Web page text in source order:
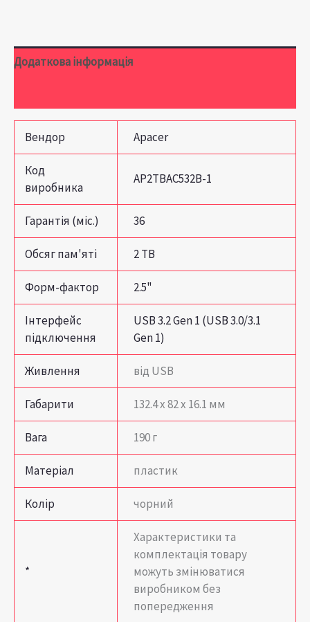
Додаткова інформація
Вендор Apacer
Код
виробника
AP2TBAC532B-1
Гарантія (міс.) 36
Обсяг пам'яті 2 TB
Форм-фактор 2.5"
Інтерфейс
підключення
USB 3.2 Gen 1 (USB 3.0/3.1
Gen 1)
Живлення від USB
Габарити 132.4 x 82 x 16.1 мм
Вага 190 г
Матеріал пластик
Колір чорний
*
Характеристики та
комплектація товару
можуть змінюватися
виробником без
попередження